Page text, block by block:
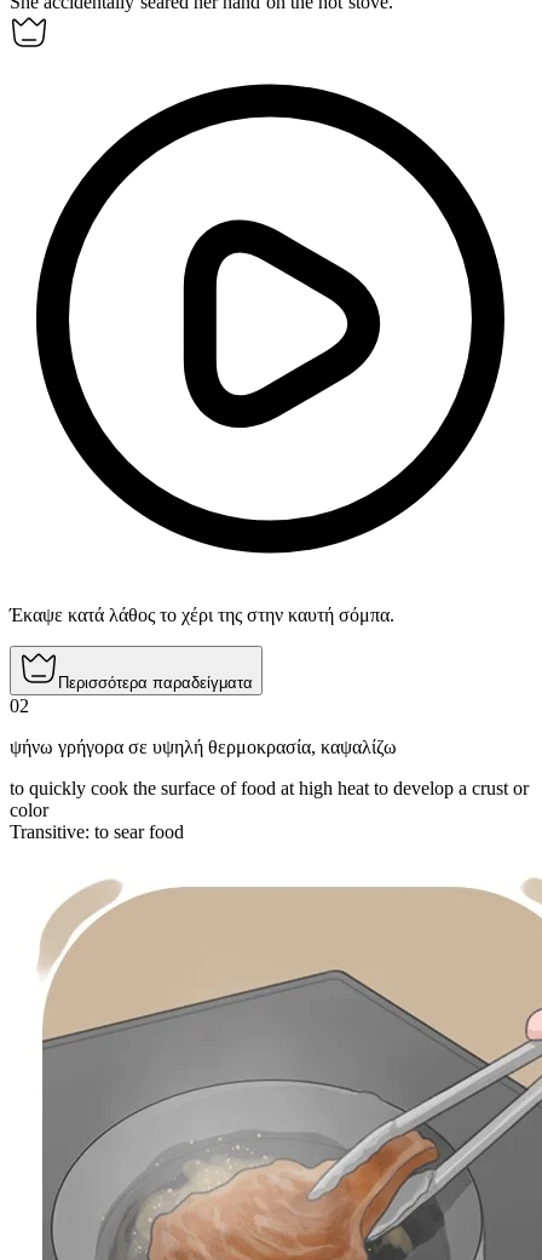
Έκαψε κατά λάθος το χέρι της στην καυτή σόμπα.
Περισσότερα παραδείγματα
02
ψήνω γρήγορα σε υψηλή θερμοκρασία, καψαλίζω
to quickly cook the surface of food at high heat to develop a crust or
color
Transitive: to searfood